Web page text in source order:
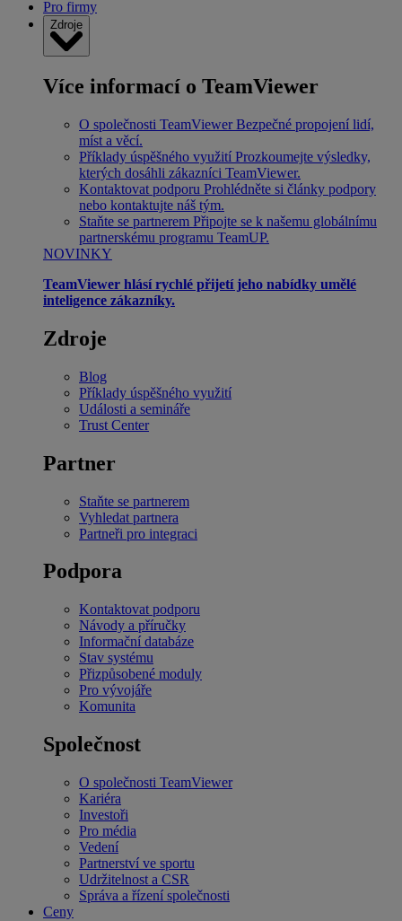
Pro firmy
Zdroje
Více informací o TeamViewer
O společnosti TeamViewer Bezpečné propojení lidí,
míst a věcí.
Příklady úspěšného využití Prozkoumejte výsledky,
kterých dosáhli zákazníci TeamViewer.
Kontaktovat podporu Prohlédněte si články podpory
nebo kontaktujte náš tým.
Staňte se partnerem Připojte se k našemu globálnímu
partnerskému programu TeamUP.
NOVINKY
TeamViewer hlásí rychlé přijetí jeho nabídky umělé
inteligence zákazníky.
Zdroje
Blog
Příklady úspěšného využití
Události a semináře
Trust Center
Partner
Staňte se partnerem
Vyhledat partnera
Partneři pro integraci
Podpora
Kontaktovat podporu
Návody a příručky
Informační databáze
Stav systému
Přizpůsobené moduly
Pro vývojáře
Komunita
Společnost
O společnosti TeamViewer
Kariéra
Investoři
Pro média
Vedení
Partnerství ve sportu
Udržitelnost a CSR
Správa a řízení společnosti
Ceny